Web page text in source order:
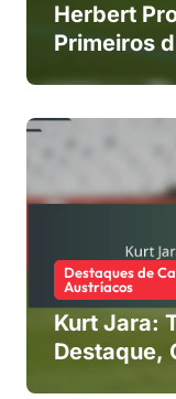
Herbert
Primeiros
Destaques de
Austríacos
Kurt Jara:
Destaque,